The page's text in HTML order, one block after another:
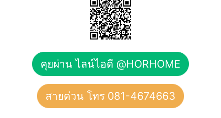
คุยผ่าน ไลน์ไอดี @HORHOME
สายด่วน โทร 081-4674663